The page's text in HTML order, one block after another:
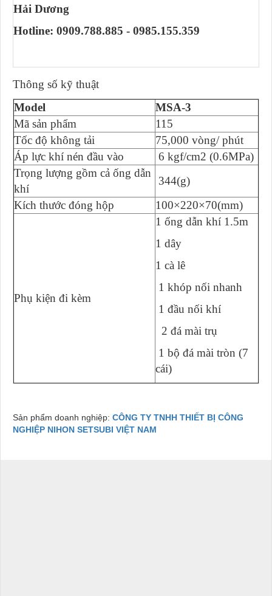
Hải Dương
Hotline: 0909.788.885 - 0985.155.359
Thông số kỹ thuật
Model
MSA-3
Mã sản phẩm
115
Tốc độ không tải
75,000 vòng/ phút
Áp lực khí nén đầu vào
6 kgf/cm2 (0.6MPa)
Trọng lượng gồm cả ống dẫn
khí
344(g)
Kích thước đóng hộp
100×220×70(mm)
Phụ kiện đi kèm
1 ống dẫn khí 1.5m
1 dây
1 cà lê
1 khóp nối nhanh
1 đầu nối khí
2 đá mài trụ
1 bộ đá mài tròn (7
cái)
Sản phẩm doanh nghiệp: CÔNG TY TNHH THIẾT BỊ CÔNG
NGHIỆP NIHON SETSUBI VIỆT NAM